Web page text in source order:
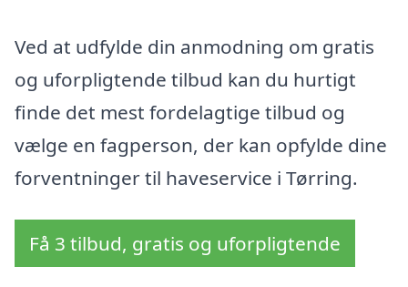
Ved at udfylde din anmodning om gratis
og uforpligtende tilbud kan du hurtigt
finde det mest fordelagtige tilbud og
vælge en fagperson, der kan opfylde dine
forventninger til haveservice i Tørring.
Få 3 tilbud, gratis og uforpligtende